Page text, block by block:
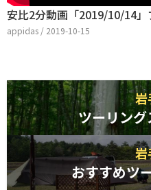
安比2分動画「2019/10/14」
appidas / 2019-10-15
岩
ツーリン
岩
おすすめツ